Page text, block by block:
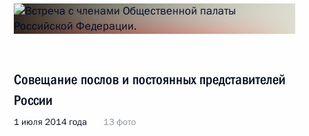
Совещание послов и постоянных представителей
России
1 июля 2014 года 13 фото